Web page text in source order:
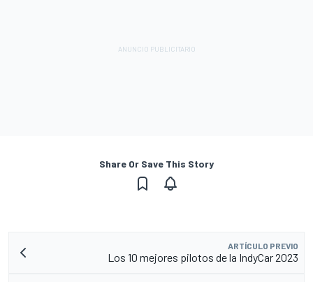
Share Or Save This Story
ARTÍCULO PREVIO
Los 10 mejores pilotos de la IndyCar 2023